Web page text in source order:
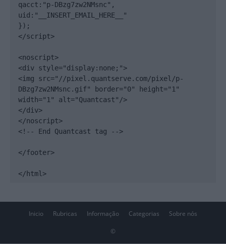
qacct:"p-DBzg7zw2NMsnc",
uid:"__INSERT_EMAIL_HERE__"
});
</script>
<noscript>
<div style="display:none;">
<img src="//pixel.quantserve.com/pixel/p-
DBzg7zw2NMsnc.gif" border="0" height="1"
width="1" alt="Quantcast"/>
</div>
</noscript>
<!-- End Quantcast tag -->
</footer>
</html>
Inicio Rubricas Informação Categorias Sobre nós
©